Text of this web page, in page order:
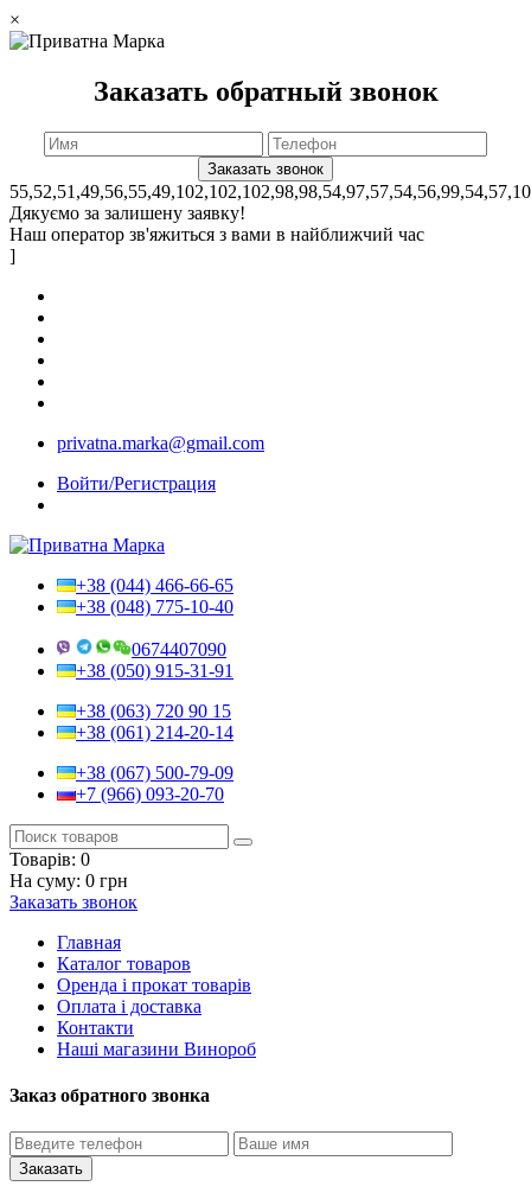
×
Заказать обратный звонок
Дякуємо за залишену заявку!
Наш оператор зв'яжиться з вами в найближчий час
]
privatna.marka@gmail.com
Войти/Регистрация
+38 (044) 466-66-65
+38 (048) 775-10-40
0674407090
+38 (050) 915-31-91
+38 (063) 720 90 15
+38 (061) 214-20-14
+38 (067) 500-79-09
+7 (966) 093-20-70
Товарів: 0
На суму: 0 грн
Заказать звонок
Главная
Каталог товаров
Оренда і прокат товарів
Оплата і доставка
Контакти
Наші магазини Винороб
Заказ обратного звонка